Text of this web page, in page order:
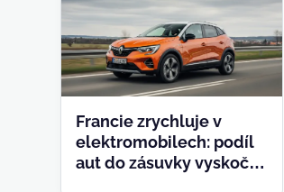
Francie zrychluje v
elektromobilech: podíl
aut do zásuvky vyskočil